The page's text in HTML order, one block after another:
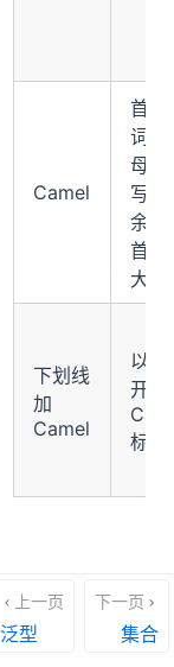
Camel
首个
词首
母小
写，
余单
首字
大写
下划线
加
Camel
以 _
开头
标识
上一页
泛型
下一页
集合